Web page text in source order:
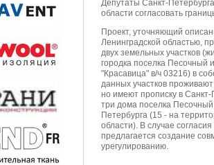
Депутаты Санкт-
области согласовать
Проект, уточняющий
Ленинградской областью,
двух земельных участков
городка поселка Песочный
"Красавица" в/ч 03216) в
данных участков
но имеют прописку в
три дома поселка
Петербурга (15 - на
области). В случае
предлагается создание
урегулированию.